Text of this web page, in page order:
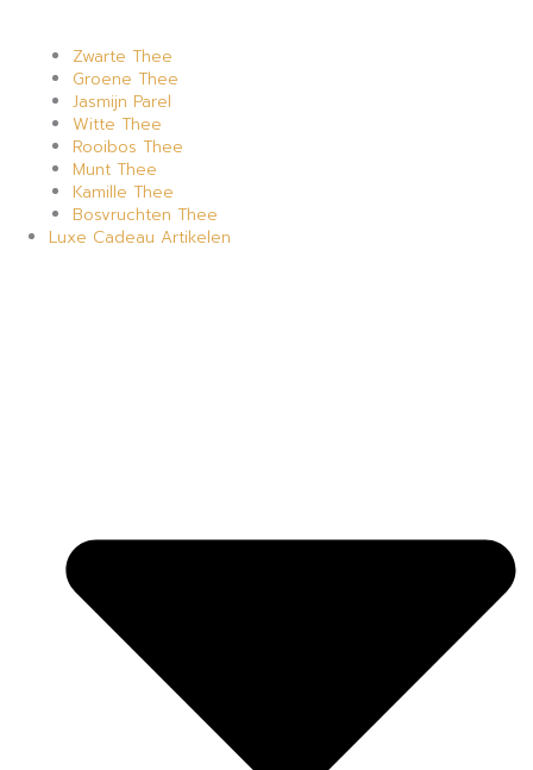
Zwarte Thee
Groene Thee
Jasmijn Parel
Witte Thee
Rooibos Thee
Munt Thee
Kamille Thee
Bosvruchten Thee
Luxe Cadeau Artikelen